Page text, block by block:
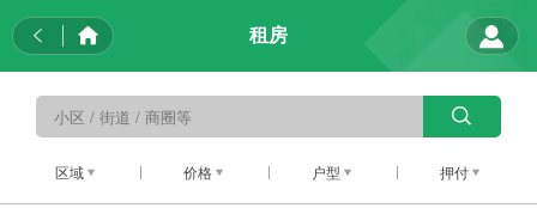
租房
区域 价格 户型 押付